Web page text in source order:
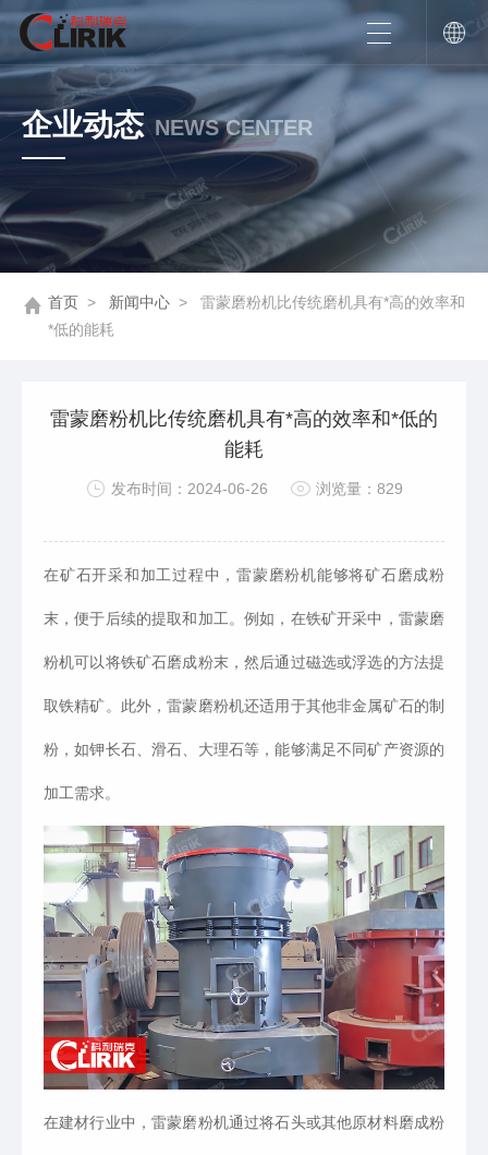
企业动态 NEWS CENTER
首页 > 新闻中心 > 雷蒙磨粉机比传统磨机具有*高的效率和
*低的能耗
雷蒙磨粉机比传统磨机具有*高的效率和*低的
能耗
发布时间：2024-06-26 浏览量：829
在矿石开采和加工过程中，雷蒙磨粉机能够将矿石磨成粉
末，便于后续的提取和加工。例如，在铁矿开采中，雷蒙磨
粉机可以将铁矿石磨成粉末，然后通过磁选或浮选的方法提
取铁精矿。此外，雷蒙磨粉机还适用于其他非金属矿石的制
粉，如钾长石、滑石、大理石等，能够满足不同矿产资源的
加工需求。
在建材行业中，雷蒙磨粉机通过将石头或其他原材料磨成粉